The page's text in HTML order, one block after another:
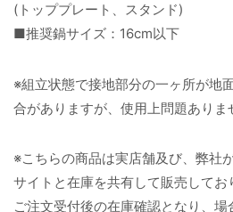
(トッププレート、スタンド)
■推奨鍋サイズ：16cm以下
※組立状態で接地部分の一ヶ所が地
合がありますが、使用上問題ありま
※こちらの商品は実店舗及び、弊社
サイトと在庫を共有して販売してお
ご注文受付後の在庫確認となり、